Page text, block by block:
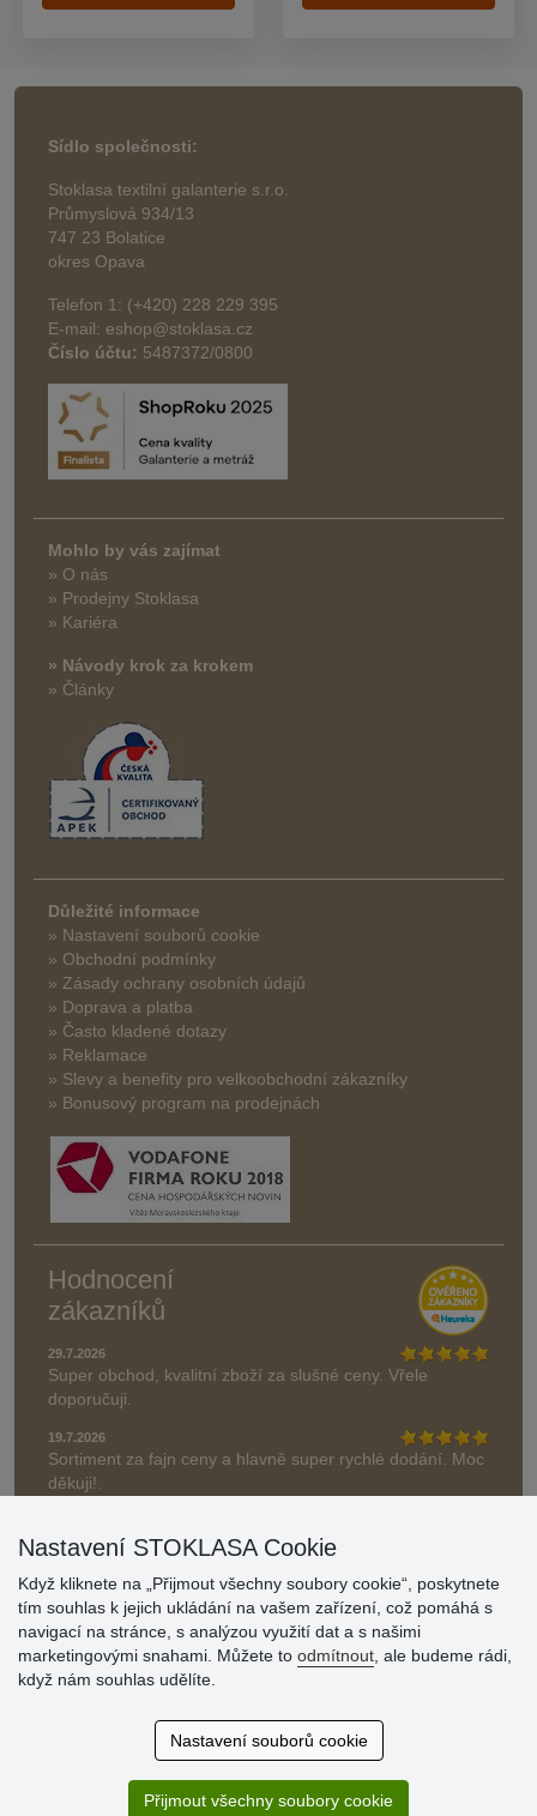
Sídlo společnosti:
Stoklasa textilní galanterie s.r.o.
Průmyslová 934/13
747 23 Bolatice
okres Opava
Telefon 1: (+420) 228 229 395
E-mail: eshop@stoklasa.cz
Číslo účtu: 5487372/0800
Mohlo by vás zajímat
» O nás
» Prodejny Stoklasa
» Kariéra
» Návody krok za krokem
» Články
Důležité informace
» Nastavení souborů cookie
» Obchodní podmínky
» Zásady ochrany osobních údajů
» Doprava a platba
» Často kladené dotazy
» Reklamace
» Slevy a benefity pro velkoobchodní zákazníky
» Bonusový program na prodejnách
Hodnocení
zákazníků
29.7.2026
Super obchod, kvalitní zboží za slušné ceny. Vřele
doporučuji.
19.7.2026
Sortiment za fajn ceny a hlavně super rychlé dodání. Moc
děkuji!.
» Aktuálně 19084 recenzí
* Recenze neověřujeme
Nastavení STOKLASA Cookie
Když kliknete na „Přijmout všechny soubory cookie“, poskytnete
tím souhlas k jejich ukládání na vašem zařízení, což pomáhá s
navigací na stránce, s analýzou využití dat a s našimi
marketingovými snahami. Můžete to odmítnout , ale budeme rádi,
když nám souhlas udělíte.
Nastavení souborů cookie
Přijmout všechny soubory cookie